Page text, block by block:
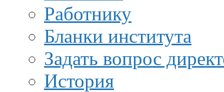
Работнику
Бланки института
Задать вопрос
История